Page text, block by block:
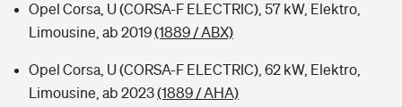
Opel Corsa, U (CORSA-F ELECTRIC), 57 kW, Elektro,
Limousine, ab 2019(1889 / ABX)
Opel Corsa, U (CORSA-F ELECTRIC), 62 kW, Elektro,
Limousine, ab 2023(1889 / AHA)